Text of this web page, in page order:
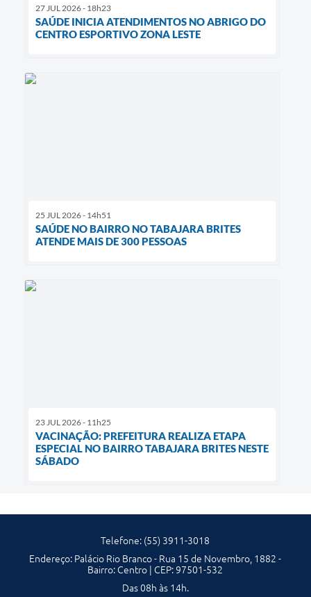
27 JUL 2026 - 18h23
SAÚDE INICIA ATENDIMENTOS NO ABRIGO DO
CENTRO ESPORTIVO ZONA LESTE
25 JUL 2026 - 14h51
SAÚDE NO BAIRRO NO TABAJARA BRITES
ATENDE MAIS DE 300 PESSOAS
23 JUL 2026 - 11h25
VACINAÇÃO: PREFEITURA REALIZA ETAPA
ESPECIAL NO BAIRRO TABAJARA BRITES NESTE
SÁBADO
Telefone: (55) 3911-3018
Endereço: Palácio Rio Branco - Rua 15 de Novembro, 1882 -
Bairro: Centro | CEP: 97501-532
Das 08h às 14h.